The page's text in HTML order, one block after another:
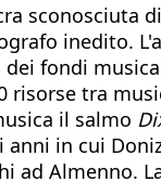
sconosciuta
inedito.
fondi
tra
il salmo
anni in cui
ad Almenno.